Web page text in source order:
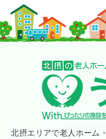
北摂エリアで老人ホーム